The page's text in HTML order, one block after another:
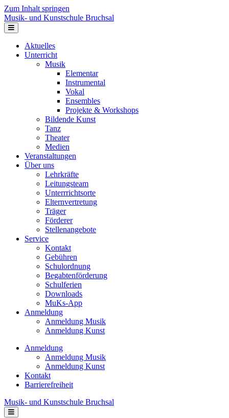
Zum Inhalt springen
Musik- und Kunstschule Bruchsal
Navigation
Aktuelles
Unterricht
Musik
Elementar
Instrumental
Vokal
Ensembles
Projekte & Workshops
Bildende Kunst
Tanz
Theater
Medien
Veranstaltungen
Über uns
Lehrkräfte
Leitungsteam
Unterrrichtsorte
Elternvertretung
Träger
Förderer
Stellenangebote
Service
Kontakt
Gebühren
Schulordnung
Begabtenförderung
Schulferien
Downloads
MuKs-App
Anmeldung
Anmeldung Musik
Anmeldung Kunst
Anmeldung
Anmeldung Musik
Anmeldung Kunst
Kontakt
Barrierefreiheit
Musik- und Kunstschule Bruchsal
Navigation